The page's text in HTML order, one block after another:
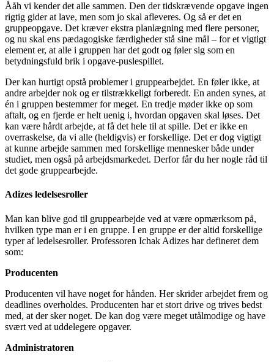
Ååh vi kender det alle sammen. Den der tidskrævende opgave ingen
rigtig gider at lave, men som jo skal afleveres. Og så er det en
gruppeopgave. Det kræver ekstra planlægning med flere personer,
og nu skal ens pædagogiske færdigheder stå sine mål – for et vigtigt
element er, at alle i gruppen har det godt og føler sig som en
betydningsfuld brik i opgave-puslespillet.
Der kan hurtigt opstå problemer i gruppearbejdet. En føler ikke, at
andre arbejder nok og er tilstrækkeligt forberedt. En anden synes, at
én i gruppen bestemmer for meget. En tredje møder ikke op som
aftalt, og en fjerde er helt uenig i, hvordan opgaven skal løses. Det
kan være hårdt arbejde, at få det hele til at spille. Det er ikke en
overraskelse, da vi alle (heldigvis) er forskellige. Det er dog vigtigt
at kunne arbejde sammen med forskellige mennesker både under
studiet, men også på arbejdsmarkedet. Derfor får du her nogle råd til
det gode gruppearbejde.
Adizes ledelsesroller
Man kan blive god til gruppearbejde ved at være opmærksom på,
hvilken type man er i en gruppe. I en gruppe er der altid forskellige
typer af ledelsesroller. Professoren Ichak Adizes har defineret dem
som:
Producenten
Producenten vil have noget for hånden. Her skrider arbejdet frem og
deadlines overholdes. Producenten har et stort drive og trives bedst
med, at der sker noget. De kan dog være meget utålmodige og have
svært ved at uddelegere opgaver.
Administratoren